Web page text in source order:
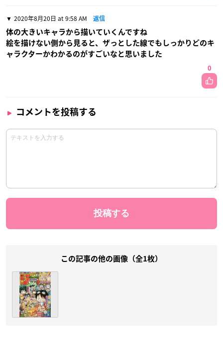
2020年8月20日 at 9:58 AM 返信
体の大きいキャラから描いていくんですね
絵を描けない側から見ると、ザっとした線でもしっかりどのキ
ャラクターかわかるのがすごいなと思いました
0
コメントを投稿する
この記事の他の画像（全1枚）